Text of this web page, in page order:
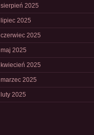
sierpień 2025
lipiec 2025
czerwiec 2025
maj 2025
kwiecień 2025
marzec 2025
luty 2025